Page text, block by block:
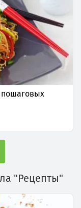
пошаговых
"Рецепты"